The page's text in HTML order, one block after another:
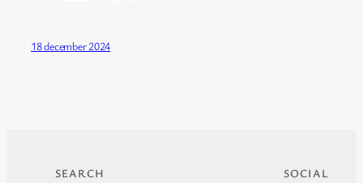
18 december 2024
SEARCH SOCIAL